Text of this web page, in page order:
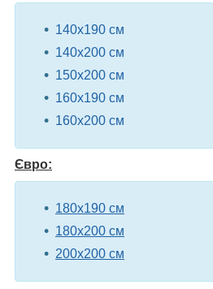
140х190 см
140х200 см
150х200 см
160х190 см
160х200 см
Євро:
180х190 см
180х200 см
200х200 см